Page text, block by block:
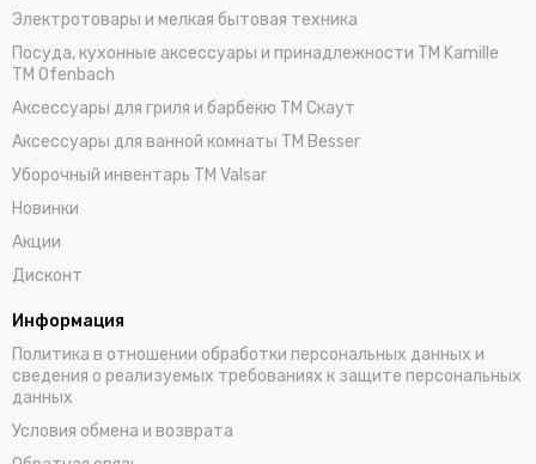
Электротовары и мелкая бытовая техника
Посуда, кухонные аксессуары и принадлежности TM Kamille
TM Ofenbach
Аксессуары для гриля и барбекю TM Скаут
Аксессуары для ванной комнаты TM Besser
Уборочный инвентарь TM Valsar
Новинки
Акции
Дисконт
Информация
Политика в отношении обработки персональных данных и
сведения о реализуемых требованиях к защите персональных
данных
Условия обмена и возврата